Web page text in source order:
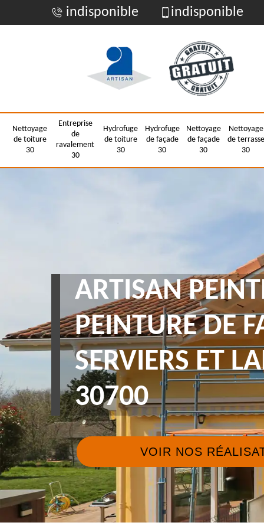
indisponible indisponible
Nettoyage
de toiture
30
Entreprise
de
ravalement
30
Hydrofuge
de toiture
30
Hydrofuge
de façade
30
Nettoyage
de façade
30
Nettoyage
de terrasse
30
ARTISAN
PEINTURE DE
SERVIERS ET
30700
VOIR NOS